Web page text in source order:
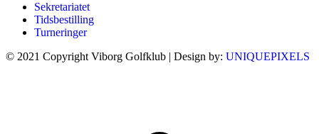
Sekretariatet
Tidsbestilling
Turneringer
© 2021 Copyright Viborg Golfklub | Design by: UNIQUEPIXELS